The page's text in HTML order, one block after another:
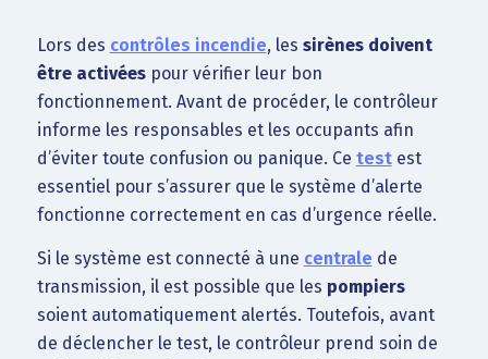
Lors des contrôles incendie, les sirènes doivent
être activéespour vérifier leur bon
fonctionnement. Avant de procéder, le contrôleur
informe les responsables et les occupants afin
d’éviter toute confusion ou panique. Ce testest
essentiel pour s’assurer que le système d’alerte
fonctionne correctement en cas d’urgence réelle.
Si le système est connecté à une centrale de
transmission, il est possible que les pompiers
soient automatiquement alertés. Toutefois, avant
de déclencher le test, le contrôleur prend soin de